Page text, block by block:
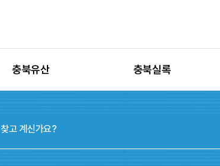
충북유산
유산별 보수정비
충북실록